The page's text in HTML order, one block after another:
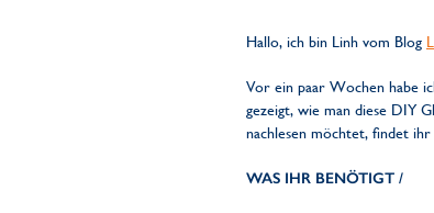
Hallo, ich bin Linh vom Blog
Vor ein paar Wochen habe
gezeigt, wie man diese DIY
nachlesen möchtet, findet
WAS IHR BENÖTIGT /